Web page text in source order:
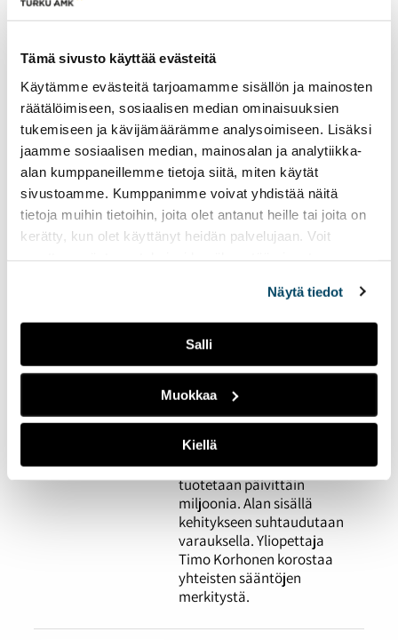
Tämä sivusto käyttää evästeitä
Käytämme evästeitä tarjoamamme sisällön ja mainosten
räätälöimiseen, sosiaalisen median ominaisuuksien
tukemiseen ja kävijämäärämme analysoimiseen. Lisäksi
jaamme sosiaalisen median, mainosalan ja analytiikka-
alan kumppaneillemme tietoja siitä, miten käytät
sivustoamme. Kumppanimme voivat yhdistää näitä
tietoja muihin tietoihin, joita olet antanut heille tai joita on
kerätty, kun olet käyttänyt heidän palvelujaan. Voit
Näytä tiedot
Salli
Muokkaa
Kiellä
luonnollista liikettä —
show ei rakennu
yhdessä yössä
26.03.2026 KULTTUURI
Artistin luonnollinen liike
lavalla vaatii tarkkaa
suunnittelua, samoin kuin
tanssijoiden koreografiat.
Ammattikoreografit ja -
tanssijat Tiia Kasurinen ja
Ellinoora Lehti kertovat
työstään Suomessa ja
ulkomailla.
Kenelle tekoälyn avulla
tehty kappale kuuluu?
26.03.2026 KULTTUURI
Tekoälykappaleita
tuotetaan päivittäin
miljoonia. Alan sisällä
kehitykseen suhtaudutaan
varauksella. Yliopettaja
Timo Korhonen korostaa
yhteisten sääntöjen
merkitystä.